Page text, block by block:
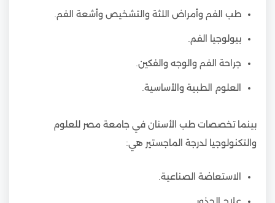
طب الفم وأمراض اللثة والتشخيص وأشعة الفم.
بيولوجيا الفم.
جراحة الفم والوجه والفكين.
العلوم الطبية والأساسية.
بينما تخصصات طب الأسنان في جامعة مصر للعلوم
والتكنولوجيا لدرجة الماجستير هي:
الاستعاضة الصناعية.